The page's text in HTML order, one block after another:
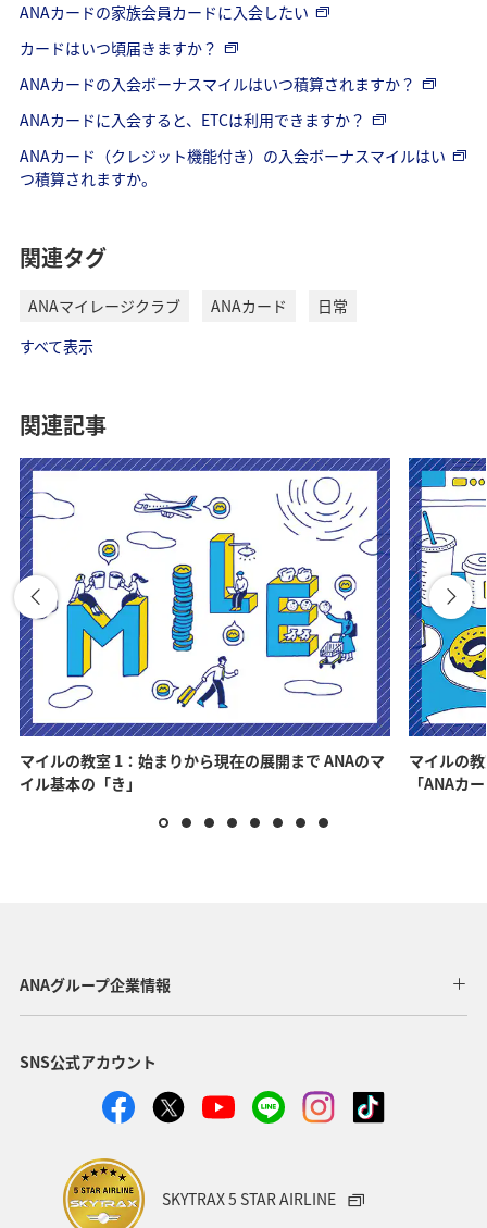
ANAカードの家族会員カードに入会したい
カードはいつ頃届きますか？
ANAカードの入会ボーナスマイルはいつ積算されますか？
ANAカードに入会すると、ETCは利用できますか？
ANAカード（クレジット機能付き）の入会ボーナスマイルはい
つ積算されますか。
関連タグ
ANAマイレージクラブ ANAカード
日常
すべて表示
関連記事
マイルの教室 1：始まりから現在の展開まで ANAのマ
イル基本の「き」
マイルの
「ANAカ
ANAグループ企業情報
SNS公式アカウント
SKYTRAX 5 STAR AIRLINE